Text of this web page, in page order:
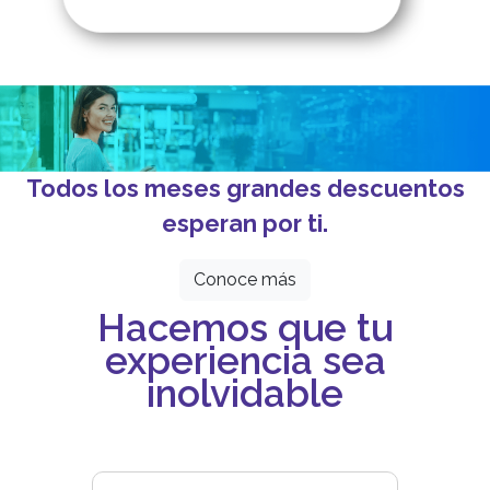
Todos los meses grandes descuentos
esperan por ti.
Conoce más
Hacemos que tu
experiencia sea
inolvidable